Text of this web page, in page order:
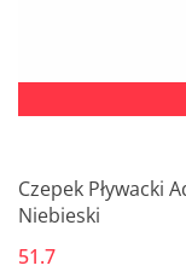
Czepek Pływacki
Niebieski
51.7